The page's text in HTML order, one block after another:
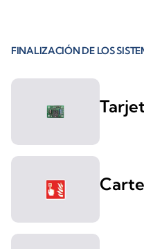
FINALIZACIÓN DE LOS